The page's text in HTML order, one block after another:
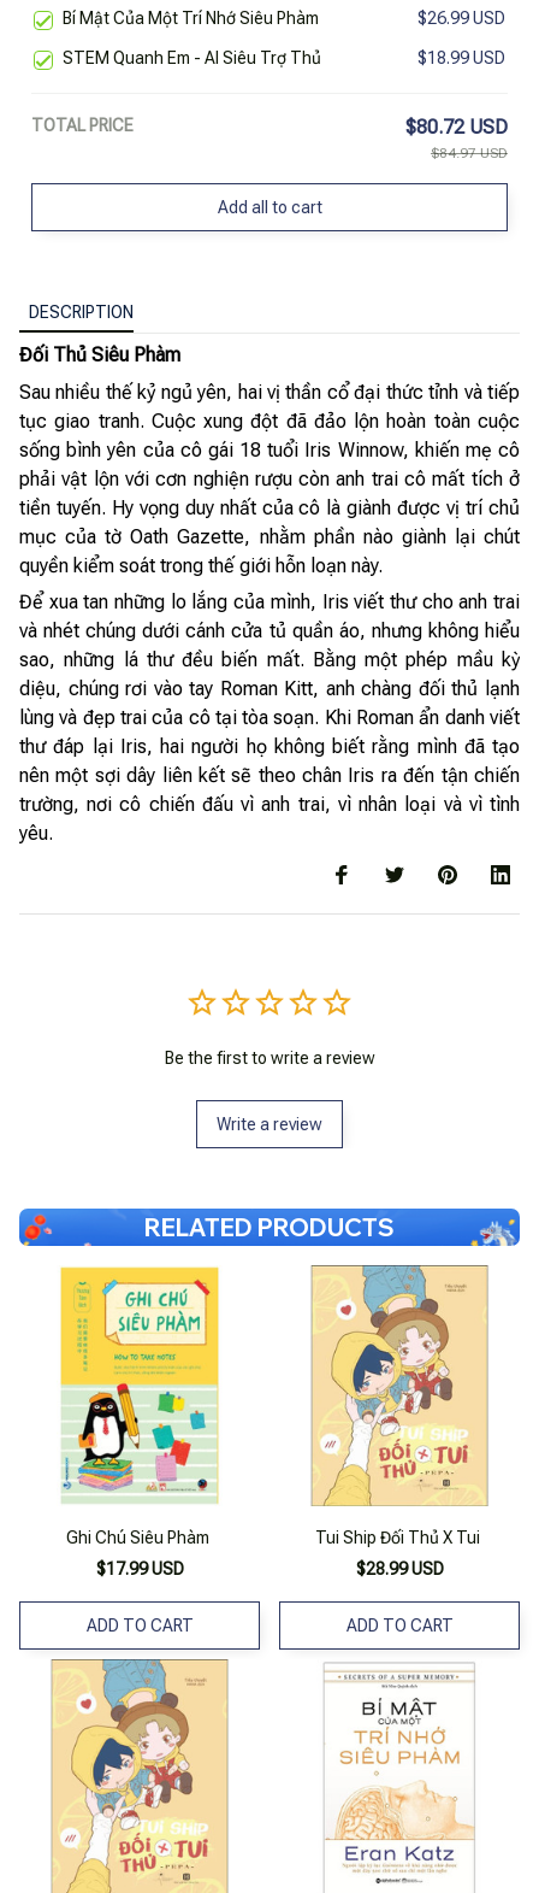
Bí Mật Của Một Trí Nhớ Siêu Phàm $26.99 USD
STEM Quanh Em - AI Siêu Trợ Thủ $18.99 USD
TOTAL PRICE $80.72 USD
$84.97 USD
Add all to cart
DESCRIPTION
Đối Thủ Siêu Phàm
Sau nhiều thế kỷ ngủ yên, hai vị thần cổ đại thức tỉnh và tiếp
tục giao tranh. Cuộc xung đột đã đảo lộn hoàn toàn cuộc
sống bình yên của cô gái 18 tuổi Iris Winnow, khiến mẹ cô
phải vật lộn với cơn nghiện rượu còn anh trai cô mất tích ở
tiền tuyến. Hy vọng duy nhất của cô là giành được vị trí chủ
mục của tờ Oath Gazette, nhằm phần nào giành lại chút
quyền kiểm soát trong thế giới hỗn loạn này.
Để xua tan những lo lắng của mình, Iris viết thư cho anh trai
và nhét chúng dưới cánh cửa tủ quần áo, nhưng không hiểu
sao, những lá thư đều biến mất. Bằng một phép mầu kỳ
diệu, chúng rơi vào tay Roman Kitt, anh chàng đối thủ lạnh
lùng và đẹp trai của cô tại tòa soạn. Khi Roman ẩn danh viết
thư đáp lại Iris, hai người họ không biết rằng mình đã tạo
nên một sợi dây liên kết sẽ theo chân Iris ra đến tận chiến
trường, nơi cô chiến đấu vì anh trai, vì nhân loại và vì tình
yêu.
Be the first to write a review
Write a review
RELATED PRODUCTS
Ghi Chú Siêu Phàm
$17.99 USD
ADD TO CART
Tui Ship Đối Thủ X Tui
$28.99 USD
ADD TO CART